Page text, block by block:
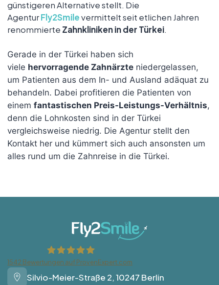
günstigeren Alternative stellt. Die
AgenturFly2Smilevermittelt seit etlichen Jahren
renommierte Zahnkliniken in der Türkei.
Gerade in der Türkei haben sich
viele hervorragende Zahnärzte niedergelassen,
um Patienten aus dem In- und Ausland adäquat zu
behandeln. Dabei profitieren die Patienten von
einem fantastischen Preis-Leistungs-Verhältnis,
denn die Lohnkosten sind in der Türkei
vergleichsweise niedrig. Die Agentur stellt den
Kontakt her und kümmert sich auch ansonsten um
alles rund um die Zahnreise in die Türkei.
Fly2Smile
1542 Bewertungen auf ProvenExpert.com
Silvio-Meier-Straße 2, 10247 Berlin